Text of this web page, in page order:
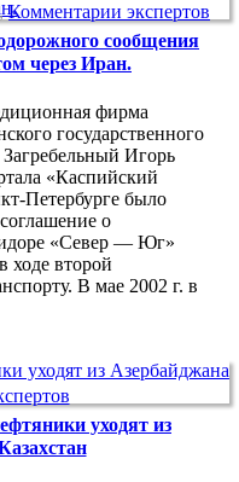
,Комментарии экспертов
сообщения
через Иран.
фирма
государственного
Загребельный Игорь
«Каспийский
Петербурге было
о
«Север — Юг»
второй
В мае 2002 г. в
уходят из